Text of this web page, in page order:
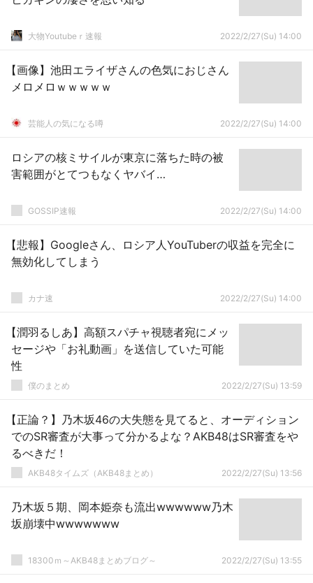
大物Youtubeｒ速報 2022/2/27(Su) 14:00
【画像】池田エライザさんの色気におじさん
メロメロｗｗｗｗｗ
芸能人の気になる噂 2022/2/27(Su) 14:00
ロシアの核ミサイルが東京に落ちた時の被
害範囲がとてつもなくヤバイ…
GOSSIP速報 2022/2/27(Su) 14:00
【悲報】Googleさん、ロシア人YouTuberの収益を完全に
無効化してしまう
カナ速 2022/2/27(Su) 14:00
【潤羽るしあ】高額スパチャ視聴者宛にメッ
セージや「お礼動画」を送信していた可能
性
僕のまとめ 2022/2/27(Su) 13:59
【正論？】乃木坂46の大失態を見てると、オーディション
でのSR審査が大事って分かるよな？AKB48はSR審査をや
るべきだ！
AKB48タイムズ（AKB48まとめ） 2022/2/27(Su) 13:56
乃木坂５期、岡本姫奈も流出wwwwww乃木
坂崩壊中wwwwwww
18300ｍ～AKB48まとめブログ～ 2022/2/27(Su) 13:55